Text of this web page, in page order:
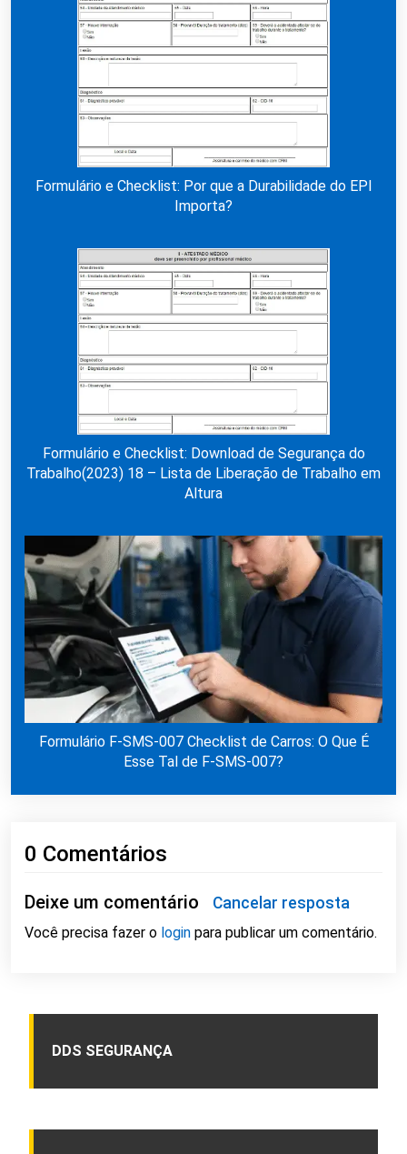
Formulário e Checklist: Por que a Durabilidade do EPI
Importa?
Formulário e Checklist: Download de Segurança do
Trabalho(2023) 18 – Lista de Liberação de Trabalho em
Altura
Formulário F-SMS-007 Checklist de Carros: O Que É
Esse Tal de F-SMS-007?
0 Comentários
Deixe um comentário Cancelar resposta
Você precisa fazer o login para publicar um comentário.
DDS SEGURANÇA